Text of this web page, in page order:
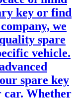
key or find
we
spare
vehicle.
spare key
car. Whether